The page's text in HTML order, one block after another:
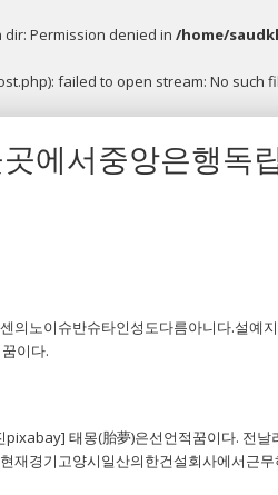
Permission denied in /home/
failed to open stream: No such
에서중앙은행독
의노이슈반슈타인성도다름아니다.설
이다.
태몽(胎夢)은선언적꿈이다. 전
재경기고양시일산의한건설회사에서근무